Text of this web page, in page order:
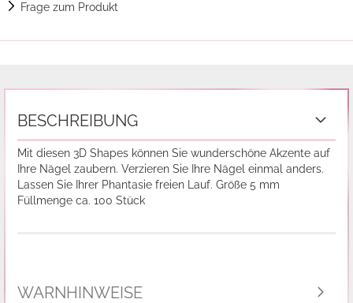
Frage zum Produkt
BESCHREIBUNG
Mit diesen 3D Shapes können Sie wunderschöne Akzente auf
Ihre Nägel zaubern. Verzieren Sie Ihre Nägel einmal anders.
Lassen Sie Ihrer Phantasie freien Lauf. Größe 5 mm
Füllmenge ca. 100 Stück
WARNHINWEISE